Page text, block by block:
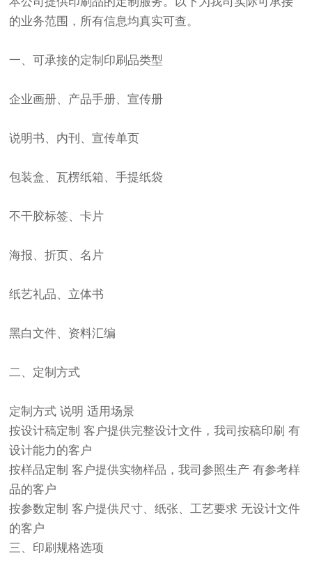
的业务范围，所有信息均真实可查。
一、可承接的定制印刷品类型
企业画册、产品手册、宣传册
说明书、内刊、宣传单页
包装盒、瓦楞纸箱、手提纸袋
不干胶标签、卡片
海报、折页、名片
纸艺礼品、立体书
黑白文件、资料汇编
二、定制方式
定制方式 说明 适用场景
按设计稿定制 客户提供完整设计文件，我司按稿印刷 有
设计能力的客户
按样品定制 客户提供实物样品，我司参照生产 有参考样
品的客户
按参数定制 客户提供尺寸、纸张、工艺要求 无设计文件
的客户
三、印刷规格选项